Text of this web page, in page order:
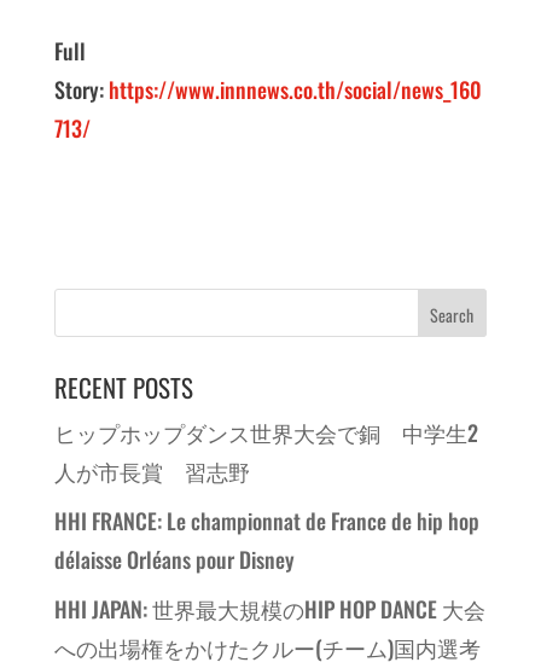
Full
Story:https://www.innnews.co.th/social/news_160
713/
RECENT POSTS
ヒップホップダンス世界大会で銅 中学生2
人が市長賞 習志野
HHI FRANCE: Le championnat de France de hip hop
délaisse Orléans pour Disney
HHI JAPAN: 世界最大規模のHIP HOP DANCE 大会
への出場権をかけたクルー(チーム)国内選考